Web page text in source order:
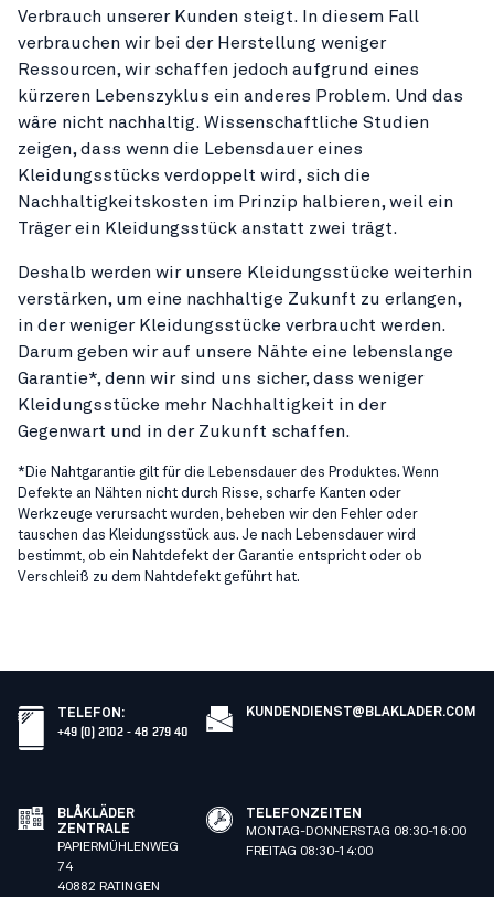
Verbrauch unserer Kunden steigt. In diesem Fall
verbrauchen wir bei der Herstellung weniger
Ressourcen, wir schaffen jedoch aufgrund eines
kürzeren Lebenszyklus ein anderes Problem. Und das
wäre nicht nachhaltig. Wissenschaftliche Studien
zeigen, dass wenn die Lebensdauer eines
Kleidungsstücks verdoppelt wird, sich die
Nachhaltigkeitskosten im Prinzip halbieren, weil ein
Träger ein Kleidungsstück anstatt zwei trägt.
Deshalb werden wir unsere Kleidungsstücke weiterhin
verstärken, um eine nachhaltige Zukunft zu erlangen,
in der weniger Kleidungsstücke verbraucht werden.
Darum geben wir auf unsere Nähte eine lebenslange
Garantie*, denn wir sind uns sicher, dass weniger
Kleidungsstücke mehr Nachhaltigkeit in der
Gegenwart und in der Zukunft schaffen.
*Die Nahtgarantie gilt für die Lebensdauer des Produktes. Wenn
Defekte an Nähten nicht durch Risse, scharfe Kanten oder
Werkzeuge verursacht wurden, beheben wir den Fehler oder
tauschen das Kleidungsstück aus. Je nach Lebensdauer wird
bestimmt, ob ein Nahtdefekt der Garantie entspricht oder ob
Verschleiß zu dem Nahtdefekt geführt hat.
TELEFON :
+49 (0) 2102 - 48 279 40
KUNDENDIENST@BLAKLADER.COM
BLÅKLÄDER
ZENTRALE
PAPIERMÜHLENWEG
74
40882 RATINGEN
TELEFONZEITEN
MONTAG-DONNERSTAG 08:30-16:00
FREITAG 08:30-14:00